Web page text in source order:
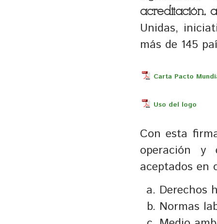
acreditación,
Unidas,
más de 145
Carta Pacto
Uso del logo
Con esta
operación y
aceptados en
Derechos
Normas